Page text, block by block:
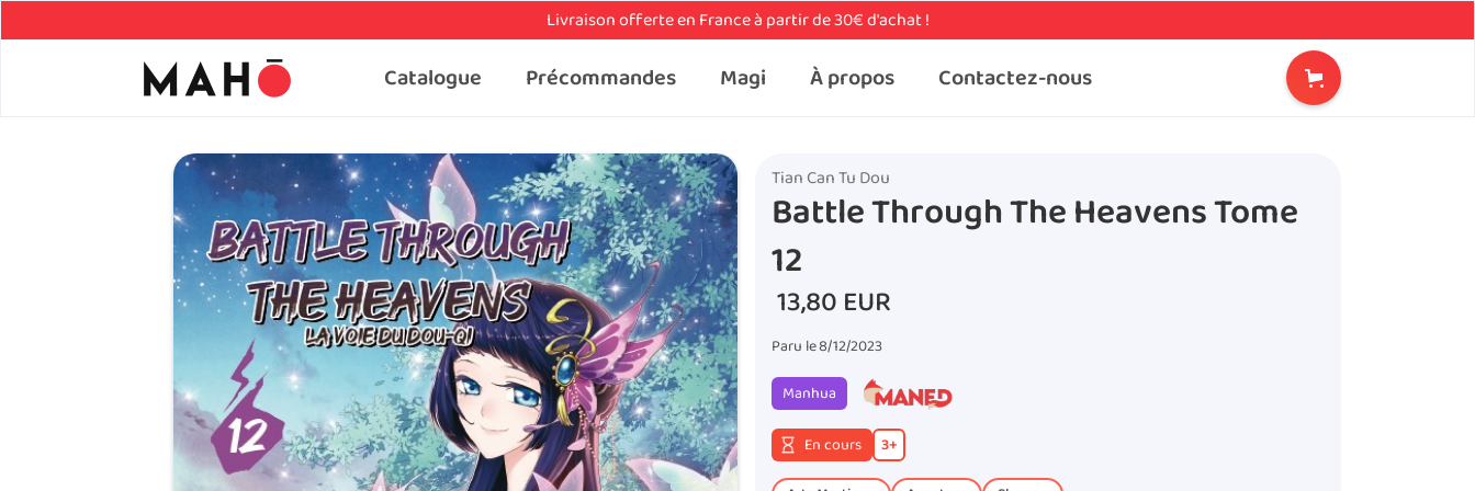
Livraison offerte en France à partir de 30€ d'achat !
Catalogue Précommandes Magi À propos Contactez-nous
Tian Can Tu Dou
Battle Through The Heavens Tome
12
13,80 EUR
Paru le8/12/2023
Manhua
En cours 3+